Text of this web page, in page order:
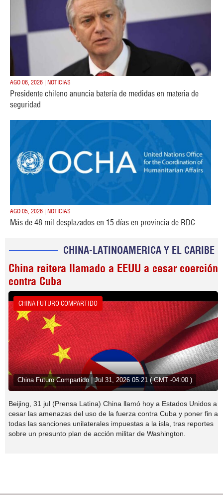
AGO 06, 2026 | NOTICIAS
Presidente chileno anuncia batería de medidas en materia de
seguridad
AGO 05, 2026 | NOTICIAS
Más de 48 mil desplazados en 15 días en provincia de RDC
CHINA-LATINOAMERICA Y EL CARIBE
China reitera llamado a EEUU a cesar coerción
contra Cuba
CHINA FUTURO COMPARTIDO
China Futuro Compartido | Jul 31, 2026 05:21 ( GMT -04:00 )
Beijing, 31 jul (Prensa Latina) China llamó hoy a Estados Unidos a
cesar las amenazas del uso de la fuerza contra Cuba y poner fin a
todas las sanciones unilaterales impuestas a la isla, tras reportes
sobre un presunto plan de acción militar de Washington.